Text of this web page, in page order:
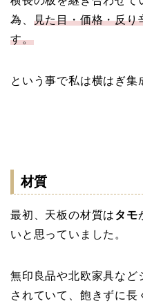
為、 見た目・価格・反り
す。
という事で私は横はぎ集
材質
最初、天板の材質はタモ
いと思っていました。
無印良品や北欧家具など
されていて、飽きずに